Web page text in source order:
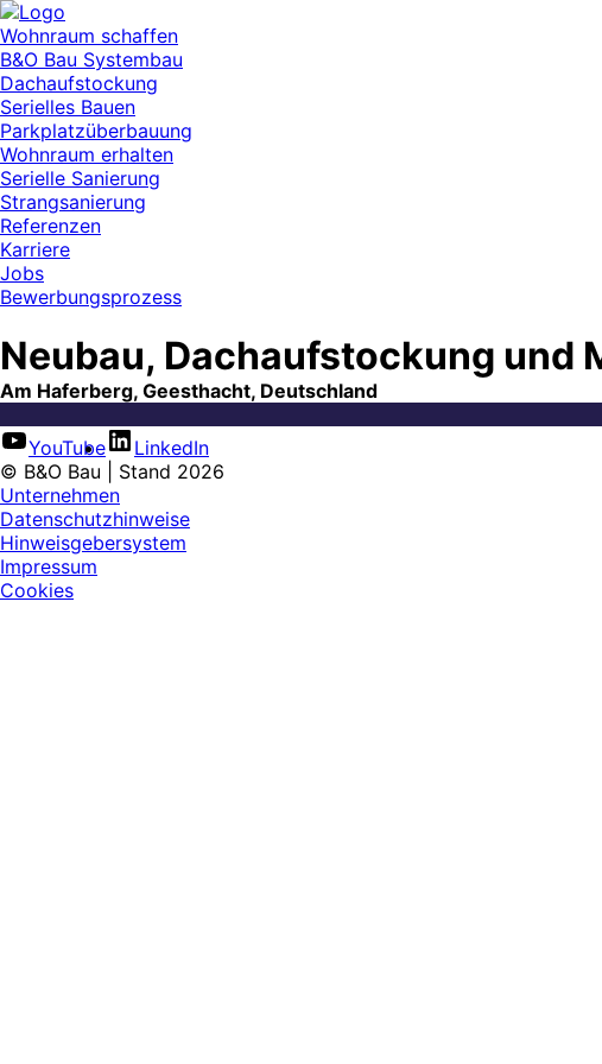
Wohnraum schaffen
B&O Bau Systembau
Dachaufstockung
Serielles Bauen
Parkplatzüberbauung
Wohnraum erhalten
Serielle Sanierung
Strangsanierung
Referenzen
Karriere
Jobs
Bewerbungsprozess
Neubau, Dachaufstockung und
Am Haferberg, Geesthacht, Deutschland
YouTube
LinkedIn
© B&O Bau | Stand 2026
Unternehmen
Datenschutzhinweise
Hinweisgebersystem
Impressum
Cookies